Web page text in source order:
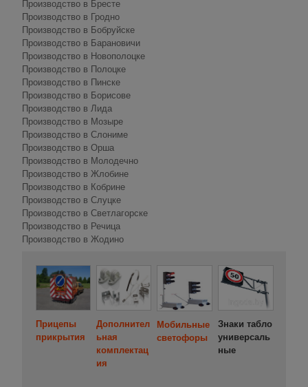
Производство в Бресте
Производство в Гродно
Производство в Бобруйске
Производство в Барановичи
Производство в Новополоцке
Производство в Полоцке
Производство в Пинске
Производство в Борисове
Производство в Лида
Производство в Мозыре
Производство в Слониме
Производство в Орша
Производство в Молодечно
Производство в Жлобине
Производство в Кобрине
Производство в Слуцке
Производство в Светлагорске
Производство в Речица
Производство в Жодино
Прицепы
прикрытия
Дополнител
ьная
комплектац
ия
Мобильные
светофоры
Знаки табло
универсаль
ные